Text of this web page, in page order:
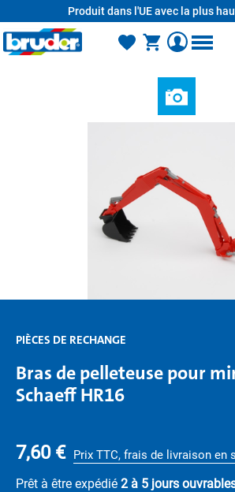
Produit dans l'UE avec la plus
PIÈCES DE RECHANGE
Bras de pelleteuse pour
Schaeff HR16
7,60 € Prix TTC, frais de livraison en
Prêt à être expédié 2 à 5 jours